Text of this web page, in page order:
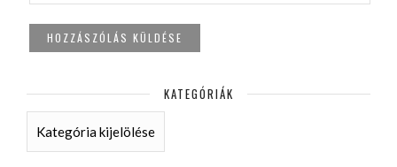
KATEGÓRIÁK
KATEGÓRIÁK